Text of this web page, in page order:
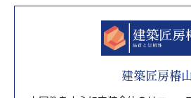
建築匠房椿